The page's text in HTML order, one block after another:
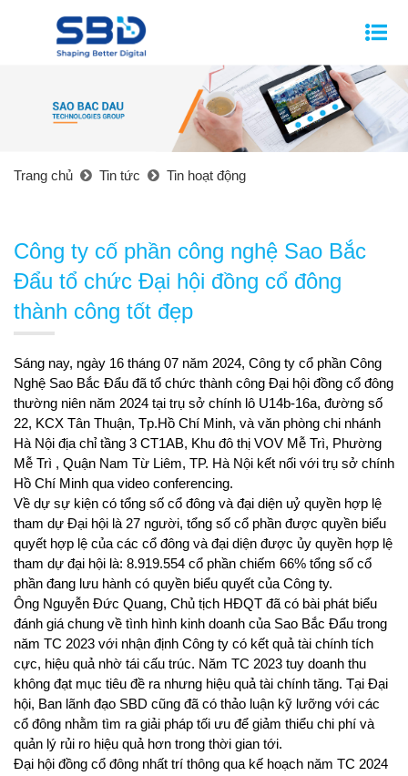
Trang chủ Tin tức Tin hoạt động
Công ty cố phần công nghệ Sao Bắc
Đẩu tổ chức Đại hội đồng cổ đông
thành công tốt đẹp
Sáng nay, ngày 16 tháng 07 năm 2024, Công ty cổ phần Công
Nghệ Sao Bắc Đẩu đã tổ chức thành công Đại hội đồng cổ đông
thường niên năm 2024 tại trụ sở chính lô U14b-16a, đường số
22, KCX Tân Thuận, Tp.Hồ Chí Minh, và văn phòng chi nhánh
Hà Nội địa chỉ tầng 3 CT1AB, Khu đô thị VOV Mễ Trì, Phường
Mễ Trì , Quận Nam Từ Liêm, TP. Hà Nội kết nối với trụ sở chính
Hồ Chí Minh qua video conferencing.
Về dự sự kiện có tổng số cổ đông và đại diện uỷ quyền hợp lệ
tham dự Đại hội là 27 người, tổng số cổ phần được quyền biểu
quyết hợp lệ của các cổ đông và đại diện được ủy quyền hợp lệ
tham dự đại hội là: 8.919.554 cổ phần chiếm 66% tổng số cổ
phần đang lưu hành có quyền biểu quyết của Công ty.
Ông Nguyễn Đức Quang, Chủ tịch HĐQT đã có bài phát biểu
đánh giá chung về tình hình kinh doanh của Sao Bắc Đẩu trong
năm TC 2023 với nhận định Công ty có kết quả tài chính tích
cực, hiệu quả nhờ tái cấu trúc. Năm TC 2023 tuy doanh thu
không đạt mục tiêu đề ra nhưng hiệu quả tài chính tăng. Tại Đại
hội, Ban lãnh đạo SBD cũng đã có thảo luận kỹ lưỡng với các
cổ đông nhằm tìm ra giải pháp tối ưu để giảm thiểu chi phí và
quản lý rủi ro hiệu quả hơn trong thời gian tới.
Đại hội đồng cổ đông nhất trí thông qua kế hoạch năm TC 2024